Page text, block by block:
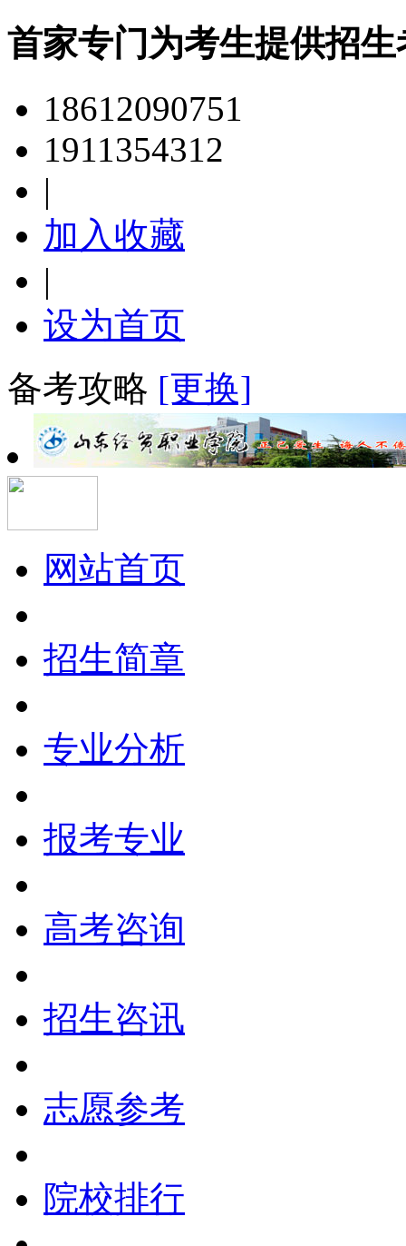
首家专门为考生提供招
18612090751
1911354312
|
加入收藏
|
设为首页
备考攻略 [更换]
网站首页
招生简章
专业分析
报考专业
高考咨询
招生咨讯
志愿参考
院校排行